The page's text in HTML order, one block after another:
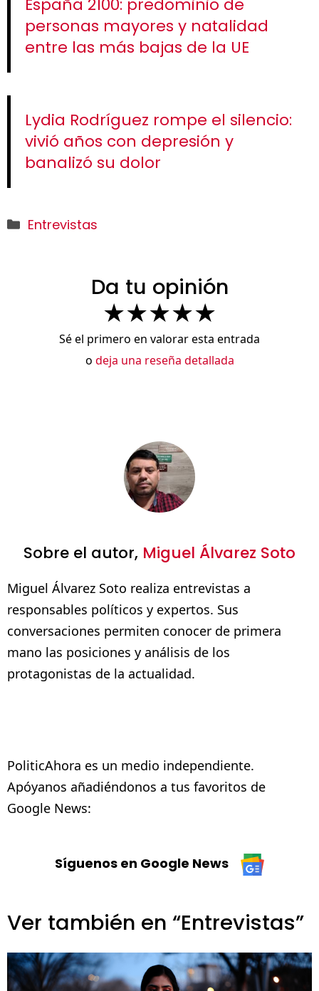
personas mayores y natalidad
entre las más bajas de la UE
Lydia Rodríguez rompe el silencio:
vivió años con depresión y
banalizó su dolor
Categorías
Entrevistas
Da tu opinión
★★★★★
Sé el primero en valorar esta entrada
o deja una reseña detallada
Sobre el autor, Miguel Álvarez Soto
Miguel Álvarez Soto realiza entrevistas a
responsables políticos y expertos. Sus
conversaciones permiten conocer de primera
mano las posiciones y análisis de los
protagonistas de la actualidad.
PoliticAhora es un medio independiente.
Apóyanos añadiéndonos a tus favoritos de
Google News:
Síguenos en Google News
Ver también en “Entrevistas”